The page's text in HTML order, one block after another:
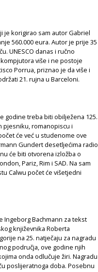
je korigirao sam autor Gabriel
560.000 eura. Autor je prije 35
UNESCO danas i ručno
više i ne postoje
Porrua, priznao je da više i
21. rujna u Barceloni.
godine treba biti obilježena 125.
pjesniku, romanopiscu i
će već u studenome ove
Gundert desetljećima radio
će biti otvorena izložba o
Pariz, Rim i SAD. Na sam
Calwu počet će višetjedni
Ingeborg Bachmann za tekst
književnika Roberta
na 25. natječaju za nagradu
područja, ove godine njih
onda odlučuje žiri. Nagradu
poslijeratnoga doba. Posebnu